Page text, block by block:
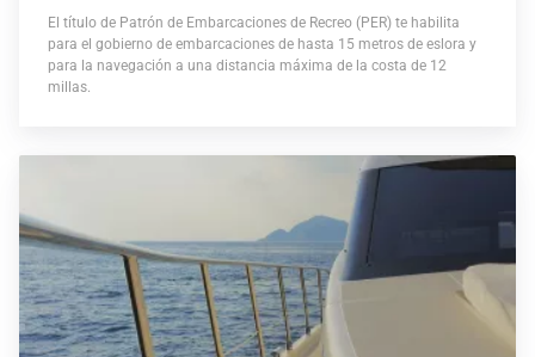
El título de Patrón de Embarcaciones de Recreo (PER) te habilita
para el gobierno de embarcaciones de hasta 15 metros de eslora y
para la navegación a una distancia máxima de la costa de 12
millas.